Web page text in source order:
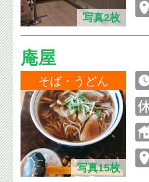
写真2枚
庵屋
そば・うどん
写真15枚